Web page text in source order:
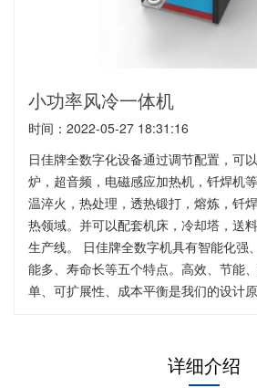
小功率风冷一体机
时间：2022-05-27 18:31:16
日佳牌全数字化设备通过调节配置，可
炉，超音频，电磁感应加热机，钎焊机
温淬火，热处理，透热锻打，熔炼，钎
热领域。并可以配套机床，冷却塔，送
生产线。 日佳牌全数字机具有智能化强
能多、寿命长等五个特点。高效、节能
单、可扩展性、成本平衡是我们的设计
得益于全数字式的控制，设备频率、功
小，以及复杂程度进行自适应，并配合
详细介绍